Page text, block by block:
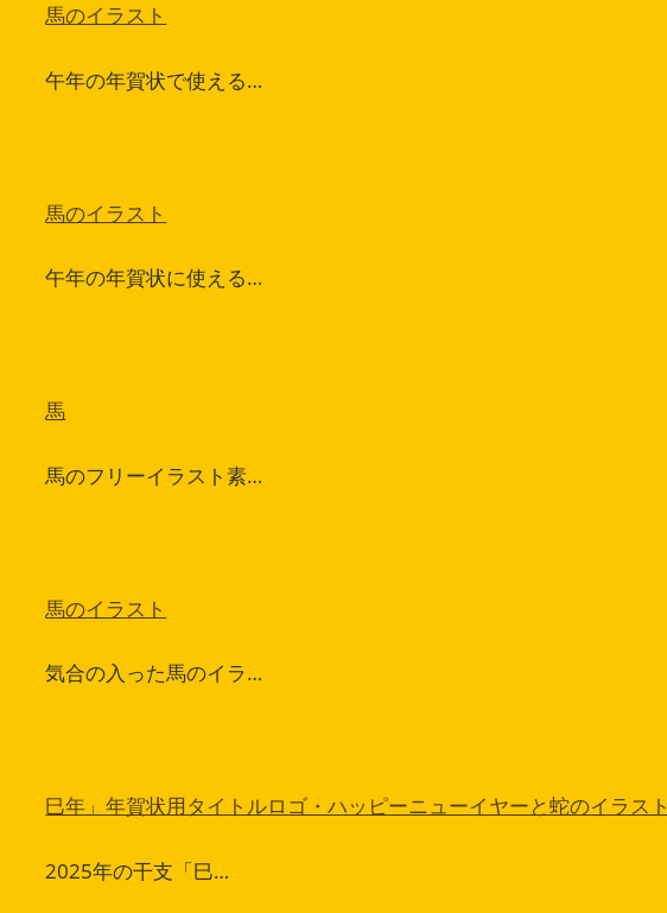
馬のイラスト
午年の年賀状で使える…
馬のイラスト
午年の年賀状に使える…
馬
馬のフリーイラスト素…
馬のイラスト
気合の入った馬のイラ…
巳年」年賀状用タイトルロゴ・ハッピーニューイヤーと蛇のイラスト
2025年の干支「巳…